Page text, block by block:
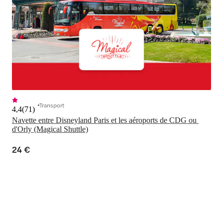
Navette entre Disneyland Paris et les aéroports de CDG ou
d'Orly (Magical Shuttle)
4,4(71) Transport
24 €